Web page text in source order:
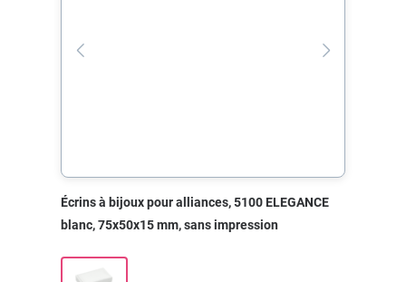
Écrins à bijoux pour alliances, 5100 ELEGANCE
blanc, 75x50x15 mm, sans impression